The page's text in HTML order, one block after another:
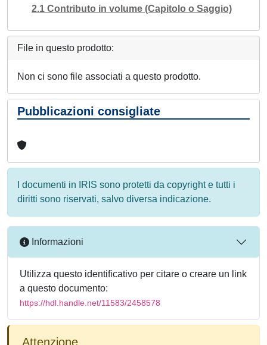
2.1 Contributo in volume (Capitolo o Saggio)
File in questo prodotto:
Non ci sono file associati a questo prodotto.
Pubblicazioni consigliate
I documenti in IRIS sono protetti da copyright e tutti i
diritti sono riservati, salvo diversa indicazione.
Informazioni
Utilizza questo identificativo per citare o creare un link
a questo documento:
https://hdl.handle.net/11583/2458578
Attenzione